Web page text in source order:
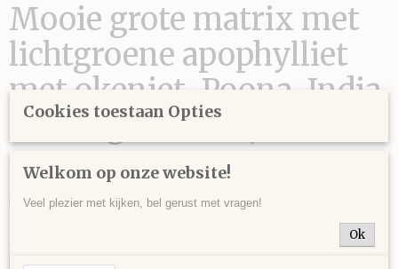
Mooie grote matrix met
lichtgroene apophylliet
met okeniet, Poona, India
- 1905 gram - 23,5 x 17 x 6
cm.
€ 145,00
Aantal
Cookies toestaan Opties
Welkom op onze website!
Veel plezier met kijken, bel gerust met vragen!
Ok